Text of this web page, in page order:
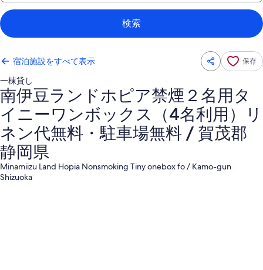
検索
宿泊施設をすべて表示 保存
一棟貸し
南伊豆ランドホピア禁煙２名用タ
イニーワンボックス（4名利用）リ
ネン代無料・駐車場無料 / 賀茂郡
静岡県
Minamiizu Land Hopia Nonsmoking Tiny onebox fo / Kamo-gun
Shizuoka